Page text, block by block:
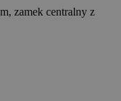
zamek centralny z